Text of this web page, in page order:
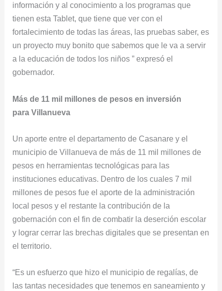
información y al conocimiento a los programas que
tienen esta Tablet, que tiene que ver con el
fortalecimiento de todas las áreas, las pruebas saber, es
un proyecto muy bonito que sabemos que le va a servir
a la educación de todos los niños ” expresó el
gobernador.
Más de 11 mil millones de pesos en inversión
para Villanueva
Un aporte entre el departamento de Casanare y el
municipio de Villanueva de más de 11 mil millones de
pesos en herramientas tecnológicas para las
instituciones educativas. Dentro de los cuales 7 mil
millones de pesos fue el aporte de la administración
local pesos y el restante la contribución de la
gobernación con el fin de combatir la deserción escolar
y lograr cerrar las brechas digitales que se presentan en
el territorio.
“Es un esfuerzo que hizo el municipio de regalías, de
las tantas necesidades que tenemos en saneamiento y